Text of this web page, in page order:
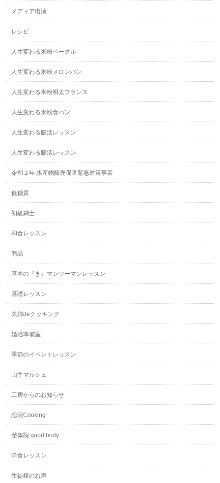
メディア出演
レシピ
人生変わる米粉ベーグル
人生変わる米粉メロンパン
人生変わる米粉明太フランス
人生変わる米粉食パン
人生変わる腸活レッスン
人生変わる腸活レッスン
令和２年 水産物販売促進緊急対策事業
低糖質
初級麹士
和食レッスン
商品
基本の『き』マンツーマンレッスン
基礎レッスン
夫婦deクッキング
婚活準備室
季節のイベントレッスン
山手マルシェ
工房からのお知らせ
恋活Cooking
整体院 good body.
洋食レッスン
生徒様のお声